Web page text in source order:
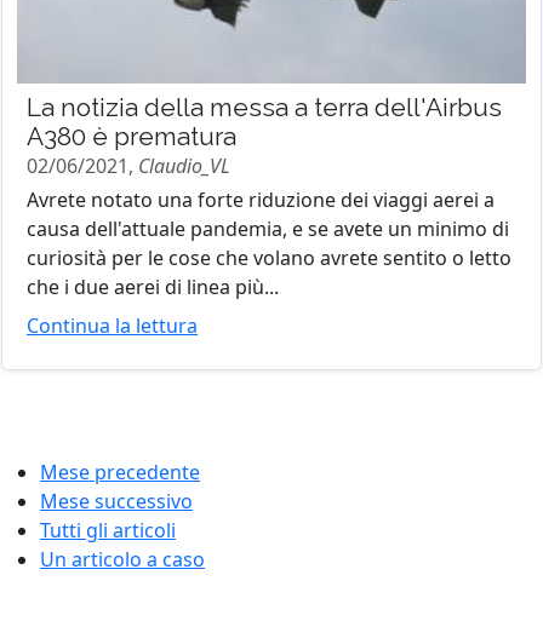
La notizia della messa a terra dell'Airbus
A380 è prematura
02/06/2021, Claudio_VL
Avrete notato una forte riduzione dei viaggi aerei a
causa dell'attuale pandemia, e se avete un minimo di
curiosità per le cose che volano avrete sentito o letto
che i due aerei di linea più...
Continua la lettura
Mese precedente
Mese successivo
Tutti gli articoli
Un articolo a caso